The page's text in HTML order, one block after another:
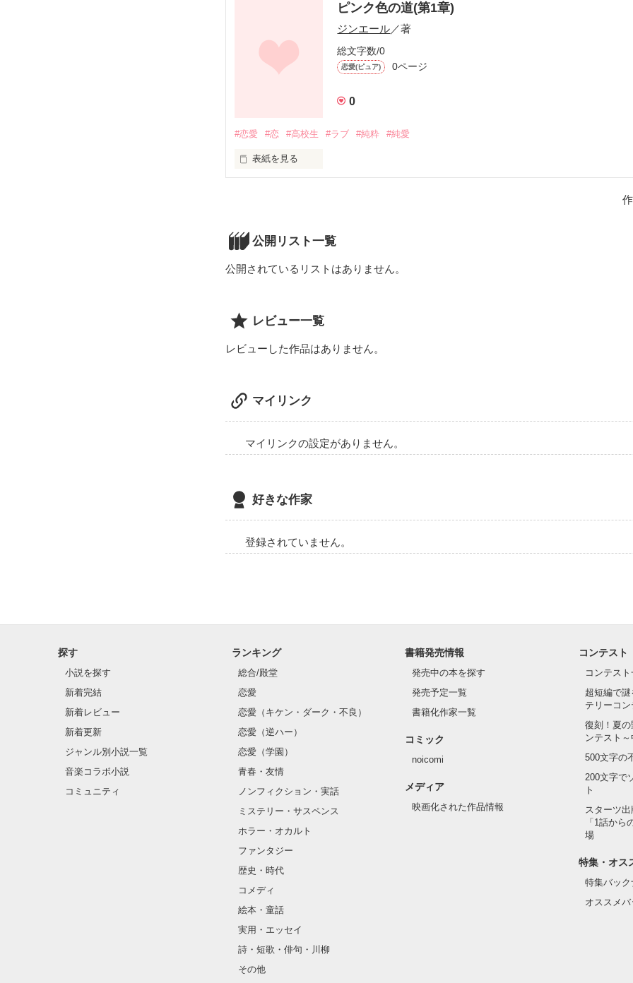
突然の 言葉
頭の中を駆け巡る
ゆっくり
ゆっくり
流れていくよ
頭の中に霧が現れ 突然消えた
       私の前には  彼がいる
                 私は ......
  電車から降りてきた 人々の波が押し寄せ
  誘導するかの様に
  今度は
  はっきりとした声で
    でも 言わなきゃ
     思ったから
     一目惚れです
    本当 笑っちゃいますよね」
    息を呑み
    ただ 立ってることしか できなかった
            彼は背中を 向けた
    彼の背丈より 大きく伸びた 影が
    私の体に 少し触れてて
その影が
愛おしく
そして 可愛くて たまらない
ピンク色の道(第1章)
ジンエール／著
総文字数/0
恋愛(ピュア) 0ページ
0
#恋愛 #恋 #高校生 #ラブ #純粋 #純愛
表紙を見る
一目惚れを した
電車の中で 木漏れ日に
照らされていた
どんな声かも知らないし
ふわふわ浮いてるかのように
電車が止まり 扉が開いた
気がつくと 目の視界から消えていた
辺りを見回すと ガラス越しに
改札口に向かう  君を見つけた
駅員のアナウンスが流れ
握っていたつり革を 払いのけ ボクは走った
彼女の方へ 振りかえった
うつむいた顔を上げた
彼女は唖然とボクに視線を送る
もう一度目 彼女を見た
通過する電車の風が
電車の騒音と 人々の声が
現実なんだよと 肩をを叩く
不思議そうに 立っている彼女に
用意した言葉なんて何もないけど
なんだっていいんだ
ありったけの 気持ちを込めて
こう言った
公開リスト一覧
公開されているリストはありません。
レビュー一覧
レビューした作品はありません。
マイリンク
マイリンクの設定がありません。
好きな作家
登録されていません。
探す
小説を探す
新着完結
新着レビュー
新着更新
ジャンル別小説一覧
音楽コラボ小説
コミュニティ
ランキング
総合/殿堂
恋愛
恋愛（キケン・ダーク・不良）
恋愛（逆ハー）
恋愛（学園）
青春・友情
ノンフィクション・実話
ミステリー・サスペンス
ホラー・オカルト
ファンタジー
歴史・時代
コメディ
絵本・童話
実用・エッセイ
詩・短歌・俳句・川柳
その他
書籍発売情報
発売中の本を探す
発売予定一覧
書籍化作家一覧
コミック
noicomi
メディア
映画化された作品情報
コンテスト
コンテスト
超短編で
テリーコン
復刻！夏
ンテスト
500文字の
200文字で
ト
スターツ
「1話から
場
特集・オス
特集バック
オススメ